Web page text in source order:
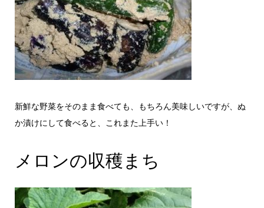
新鮮な野菜をそのまま食べても、もちろん美味しいですが、ぬ
か漬けにして食べると、これまた上手い！
メロンの収穫まち